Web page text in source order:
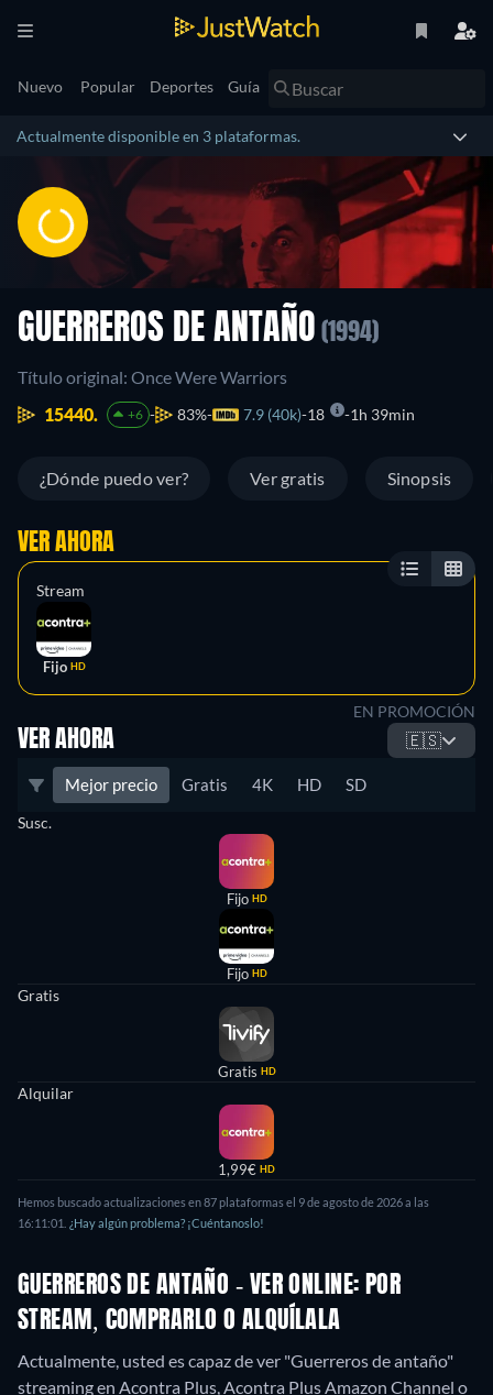
Nuevo Popular Deportes Guía
Actualmente disponible en 3 plataformas.
GUERREROS DE ANTAÑO (1994)
Título original: Once Were Warriors
15440.
+6 83% 7.9 (40k) 18 1h 39min
¿Dónde puedo ver? Ver gratis Sinopsis
VER AHORA
Stream
Fijo HD
EN PROMOCIÓN
VER AHORA 🇪🇸
Mejor precio Gratis 4K HD SD
Susc.
Fijo HD
Fijo HD
Gratis
Gratis HD
Alquilar
1,99€ HD
Hemos buscado actualizaciones en87plataformas el 9 de agosto de 2026a las
16:11:01 ¿Hay algún problema? ¡Cuéntanoslo!
GUERREROS DE ANTAÑO - VER ONLINE: POR
STREAM, COMPRARLO O ALQUÍLALA
Actualmente, usted es capaz de ver "Guerreros de antaño"
streaming en Acontra Plus, Acontra Plus Amazon Channel o